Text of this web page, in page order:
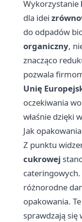
Wykorzystanie
dla idei
do odpadów
organiczny,
znacząco
pozwala
Unię
oczekiwania
właśnie dzięki
Jak
Z punktu
cukrowej
cateringowych.
różnorodne
opakowania.
sprawdzają się